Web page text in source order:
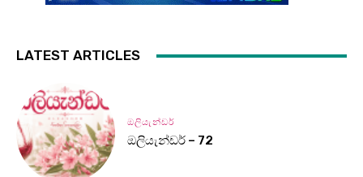
LATEST ARTICLES
ඔලියැන්ඩර්
ඔලියැන්ඩර් – 72